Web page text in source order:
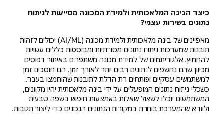
כיצד הבינה המלאכותית ולמידת המכונה מסייעות לניתוח
נתונים בשירות עצמי?
מאפיינים של בינה מלאכותית ולמידת מכונה (AI/ML) יכולים לזהות
תובנות שמערכות ניתוח נתונים מסורתיות ומבוססות כללים עשויות
להחמיץ. אלגוריתמים של למידת מכונה משתפרים באיתור דפוסים
מכיוון שהם נחשפים לנתונים רבים יותר לאורך זמן. הם חוסכים זמן
למשתמשים עסקיים ופותחים רת הדלת לתובנות שהוחמצו בעבר.
כשכלי ניתוח נתונים המופעלים על ידי בינה מלאכותית יהיו מקוונים,
המשתמשים יוכלו לשאול שאלות באמצעות חיפוש בשפה טבעית
ולוודא שהמערכת בוחרת במקורות הנתונים הנכונים כדי ליצור תגובות.